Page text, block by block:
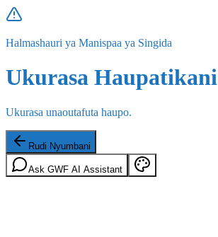
Halmashauri ya Manispaa ya Singida
Ukurasa Haupatikani
Ukurasa unaoutafuta haupo.
Rudi Nyumbani
Ask GWF AI Assistant